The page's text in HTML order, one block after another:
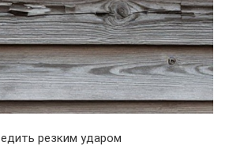
резким ударом